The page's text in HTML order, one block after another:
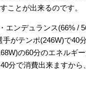
ことが出来るのです。
エンデュランス(66% /
がテンポ(246W)で40
の60分のエネルギ
分で消費出来ますか